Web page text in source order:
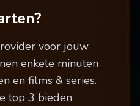
voor jouw
enkele minuten
en films & series.
top 3 bieden